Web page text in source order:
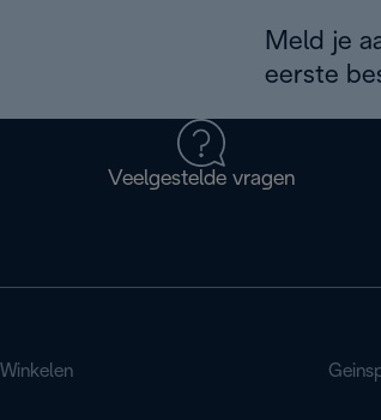
Meld je
eerste
Veelgestelde vragen
Winkelen